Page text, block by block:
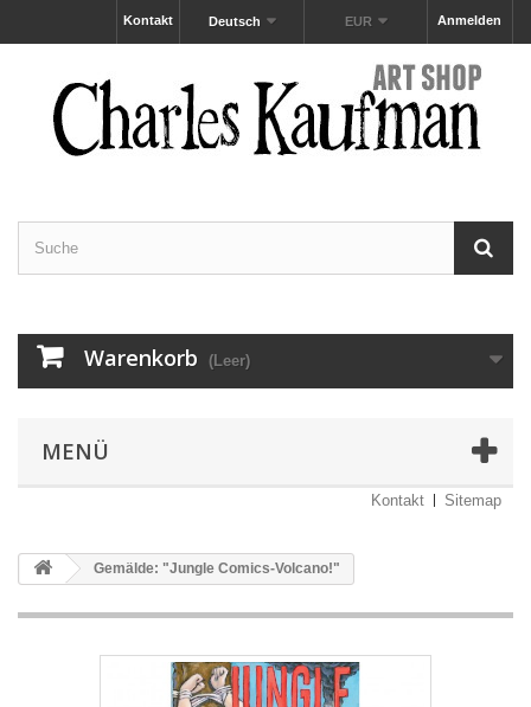
Anmelden
EUR
Deutsch
Kontakt
Warenkorb (Leer)
MENÜ
Kontakt Sitemap
Gemälde: "Jungle Comics-Volcano!"